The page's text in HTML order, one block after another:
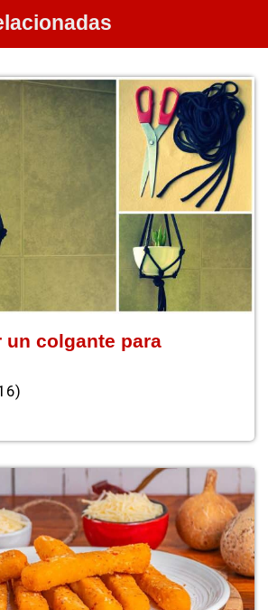
un colgante para
)